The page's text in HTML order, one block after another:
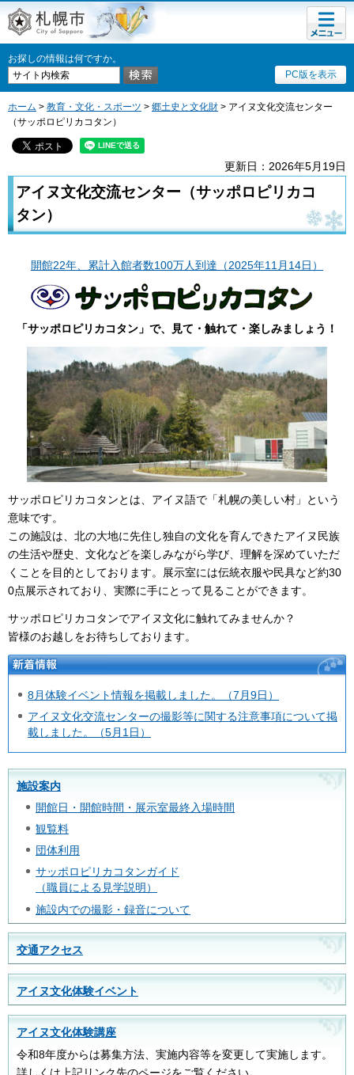
札幌市
お探しの情報は何ですか。
PC版を表示
メニュ
ー
ホーム > 教育・文化・スポーツ > 郷土史と文化財 > アイヌ文化交流センター
（サッポロピリカコタン）
更新日：2026年5月19日
アイヌ文化交流センター（サッポロピリカコ
タン）
開館22年、累計入館者数100万人到達（2025年11月14日）
「サッポロピリカコタン」で、見て・触れて・楽しみましょう！
サッポロピリカコタンとは、アイヌ語で「札幌の美しい村」という
意味です。
この施設は、北の大地に先住し独自の文化を育んできたアイヌ民族
の生活や歴史、文化などを楽しみながら学び、理解を深めていただ
くことを目的としております。展示室には伝統衣服や民具など約30
0点展示されており、実際に手にとって見ることができます。
サッポロピリカコタンでアイヌ文化に触れてみませんか？
皆様のお越しをお待ちしております。
新着情報
8月体験イベント情報を掲載しました。（7月9日）
アイヌ文化交流センターの撮影等に関する注意事項について掲
載しました。（5月1日）
施設案内
開館日・開館時間・展示室最終入場時間
観覧料
団体利用
サッポロピリカコタンガイド
（職員による見学説明）
施設内での撮影・録音について
交通アクセス
アイヌ文化体験イベント
アイヌ文化体験講座
令和8年度からは募集方法、実施内容等を変更して実施します。